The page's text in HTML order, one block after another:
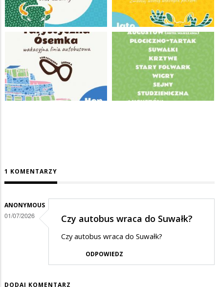
1 KOMENTARZY
ANONYMOUS
01/07/2026 Czy autobus wraca do Suwałk?
Czy autobus wraca do Suwałk?
ODPOWIEDZ
DODAJ KOMENTARZ